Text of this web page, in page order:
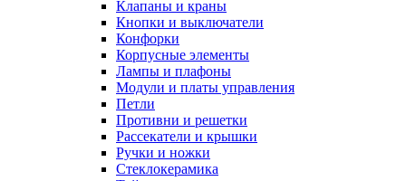
Клапаны и краны
Кнопки и выключатели
Конфорки
Корпусные элементы
Лампы и плафоны
Модули и платы управления
Петли
Противни и решетки
Рассекатели и крышки
Ручки и ножки
Стеклокерамика